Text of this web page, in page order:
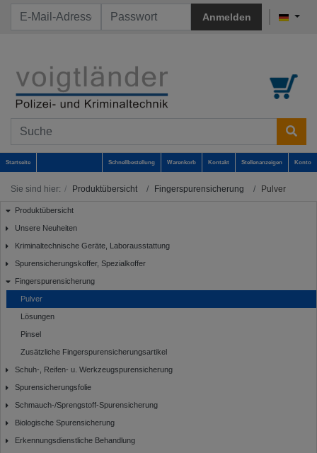
Anmelden
Startseite Schnellbestellung Warenkorb Kontakt Stellenanzeigen Konto
Sie sind hier: Produktübersicht Fingerspurensicherung Pulver
Produktübersicht
Unsere Neuheiten
Kriminaltechnische Geräte, Laborausstattung
Spurensicherungskoffer, Spezialkoffer
Fingerspurensicherung
Pulver
Lösungen
Pinsel
Zusätzliche Fingerspurensicherungsartikel
Schuh-, Reifen- u. Werkzeugspurensicherung
Spurensicherungsfolie
Schmauch-/Sprengstoff-Spurensicherung
Biologische Spurensicherung
Erkennungsdienstliche Behandlung